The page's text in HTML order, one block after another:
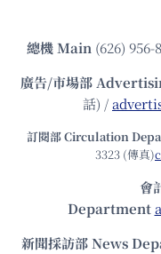
總機Main (626) 956-
廣告/市場部
話) /
訂閱部 Circulation
3323 (傳真)
會
Department
新聞採訪部 News